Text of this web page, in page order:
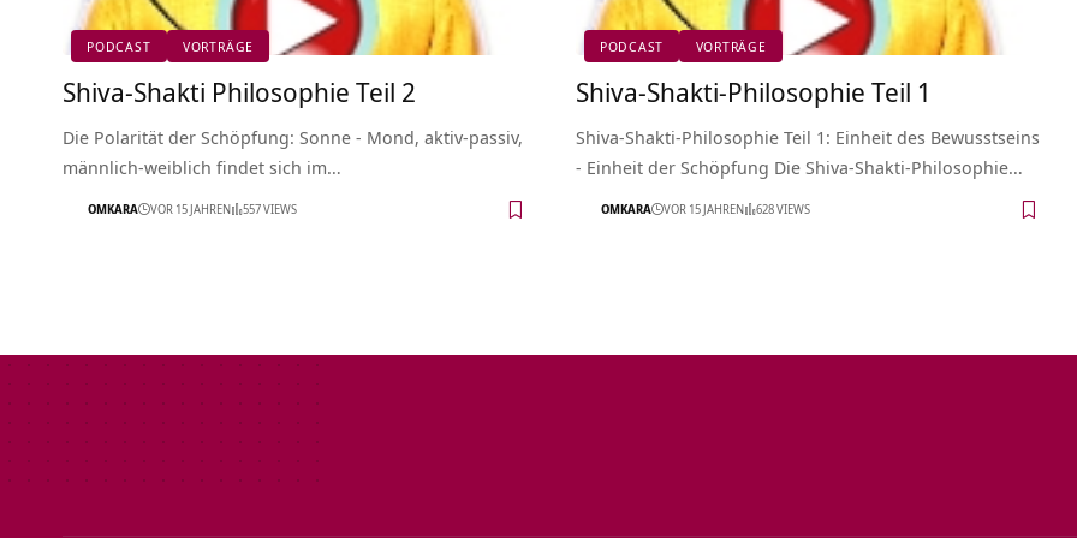
PODCAST VORTRÄGE
Shiva-Shakti Philosophie Teil 2
Die Polarität der Schöpfung: Sonne - Mond, aktiv-passiv,
männlich-weiblich findet sich im…
OMKARA VOR 15 JAHREN 557 VIEWS
PODCAST VORTRÄGE
Shiva-Shakti-Philosophie Teil 1
Shiva-Shakti-Philosophie Teil 1: Einheit des Bewusstseins
- Einheit der Schöpfung Die Shiva-Shakti-Philosophie…
OMKARA VOR 15 JAHREN 628 VIEWS